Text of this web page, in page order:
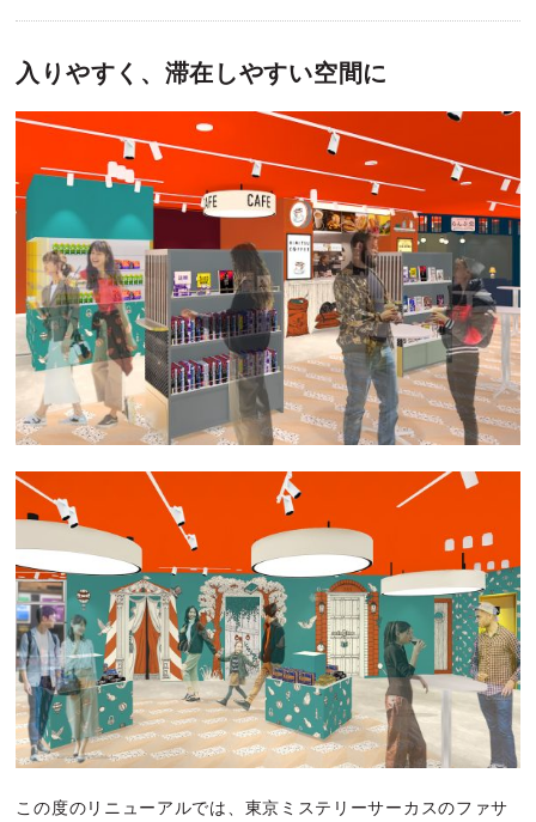
入りやすく、滞在しやすい空間に
この度のリニューアルでは、東京ミステリーサーカスのファサ